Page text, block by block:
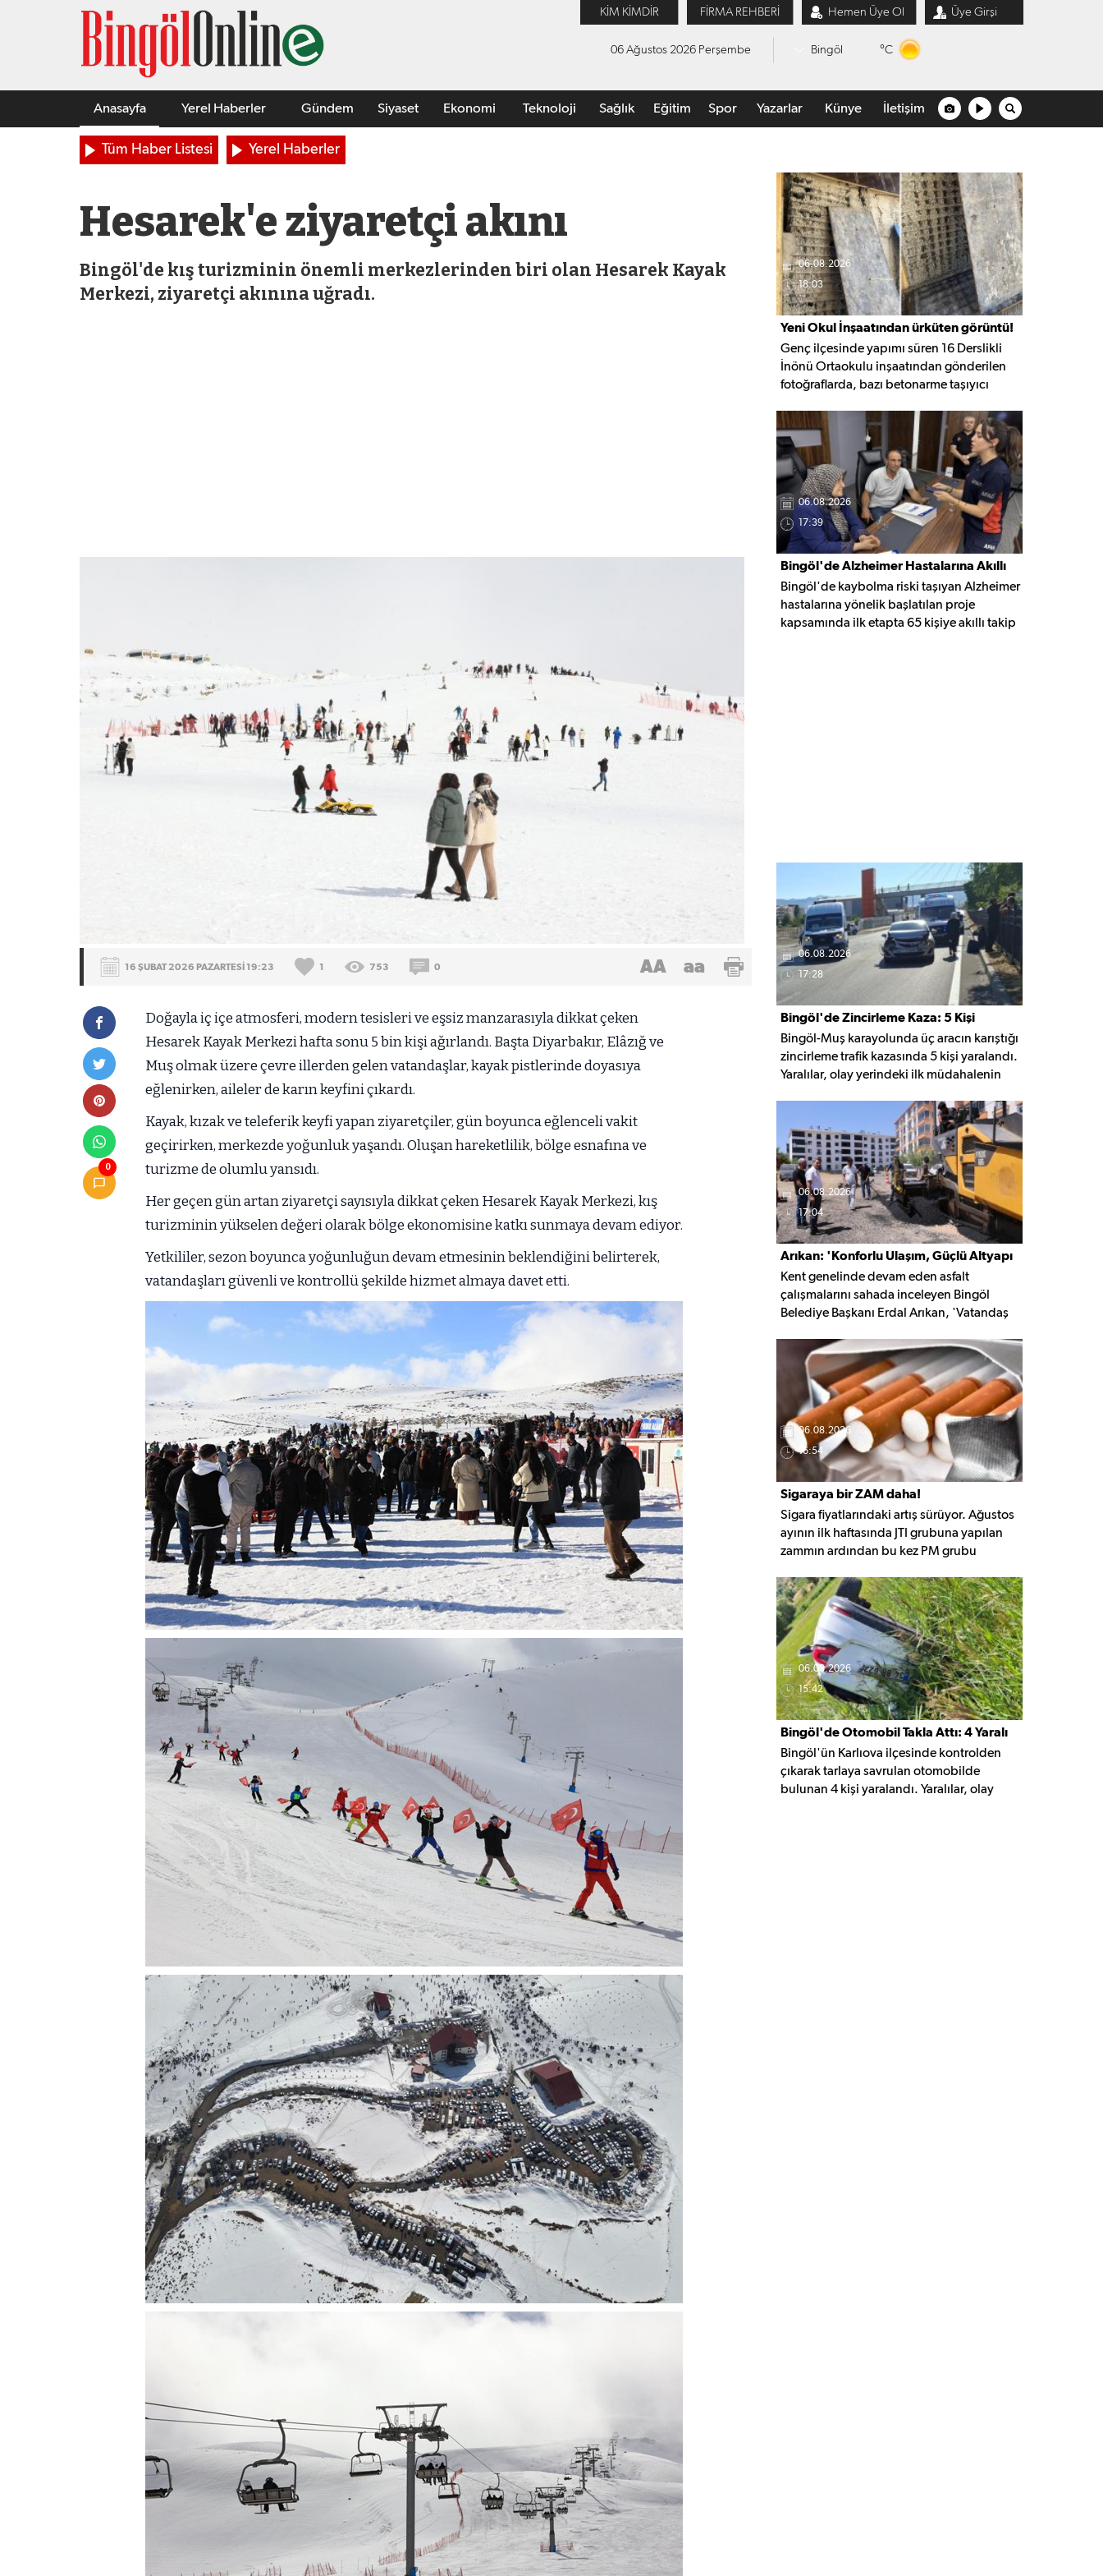
KİM KİMDİR FİRMA REHBERİ Hemen Üye Ol Üye Girşi
06 Ağustos 2026 Perşembe Bingöl °C
Anasayfa Yerel Haberler Gündem Siyaset Ekonomi Teknoloji Sağlık Eğitim Spor Yazarlar Künye İletişim
Tüm Haber Listesi Yerel Haberler
Hesarek'e ziyaretçi akını
Bingöl'de kış turizminin önemli merkezlerinden biri olan Hesarek Kayak
Merkezi, ziyaretçi akınına uğradı.
16 ŞUBAT 2026 PAZARTESİ 19:23 1 753 0 AA aa
0
Doğayla iç içe atmosferi, modern tesisleri ve eşsiz manzarasıyla dikkat çeken
Hesarek Kayak Merkezi hafta sonu 5 bin kişi ağırlandı. Başta Diyarbakır, Elâzığ ve
Muş olmak üzere çevre illerden gelen vatandaşlar, kayak pistlerinde doyasıya
eğlenirken, aileler de karın keyfini çıkardı.
Kayak, kızak ve teleferik keyfi yapan ziyaretçiler, gün boyunca eğlenceli vakit
geçirirken, merkezde yoğunluk yaşandı. Oluşan hareketlilik, bölge esnafına ve
turizme de olumlu yansıdı.
Her geçen gün artan ziyaretçi sayısıyla dikkat çeken Hesarek Kayak Merkezi, kış
turizminin yükselen değeri olarak bölge ekonomisine katkı sunmaya devam ediyor.
Yetkililer, sezon boyunca yoğunluğun devam etmesinin beklendiğini belirterek,
vatandaşları güvenli ve kontrollü şekilde hizmet almaya davet etti.
06.08.2026
18:03
Yeni Okul İnşaatından ürküten görüntü!
Genç ilçesinde yapımı süren 16 Derslikli
İnönü Ortaokulu inşaatından gönderilen
fotoğraflarda, bazı betonarme taşıyıcı
donatı demirleri görülüyor. Görüntüler,
yapı kalitesine ilişkin soru işaretleri
oluştururken, yetkili kurumların teknik
inceleme yapması çağrısı yapıldı.
06.08.2026
17:39
Bingöl'de Alzheimer Hastalarına Akıllı
Takip Desteği
Bingöl'de kaybolma riski taşıyan Alzheimer
hastalarına yönelik başlatılan proje
kapsamında ilk etapta 65 kişiye akıllı takip
06.08.2026
17:28
Bingöl'de Zincirleme Kaza: 5 Kişi
Yaralandı
Bingöl-Muş karayolunda üç aracın karıştığı
zincirleme trafik kazasında 5 kişi yaralandı.
Yaralılar, olay yerindeki ilk müdahalenin
06.08.2026
17:04
Arıkan: 'Konforlu Ulaşım, Güçlü Altyapı
İçin Çalışıyoruz'
Kent genelinde devam eden asfalt
çalışmalarını sahada inceleyen Bingöl
Belediye Başkanı Erdal Arıkan, 'Vatandaş
hayatına kattığı konforu hatırlar' diyerek,
ulaşım yatırımlarında kalıcı ve güvenli
çözümleri öncelediklerini söyledi. Arıkan,
bu sezon yaklaşık 40 bin ton asfalt serimi
gerçekleştirileceğini belirtti.
06.08.2026
16:54
Sigaraya bir ZAM daha!
Sigara fiyatlarındaki artış sürüyor. Ağustos
ayının ilk haftasında JTI grubuna yapılan
zammın ardından bu kez PM grubu
gruptaki en ucuz sigara 120 TL, en pahalı
sigara ise 140 TL'ye yükseldi.
06.08.2026
15:42
Bingöl'de Otomobil Takla Attı: 4 Yaralı
Bingöl'ün Karlıova ilçesinde kontrolden
çıkarak tarlaya savrulan otomobilde
bulunan 4 kişi yaralandı. Yaralılar, olay